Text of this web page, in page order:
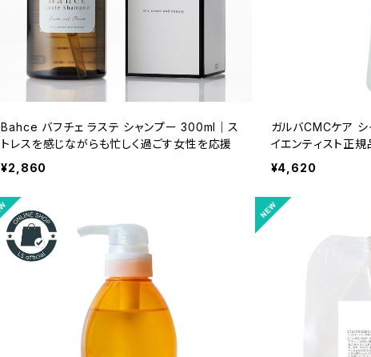
Bahce バフチェ ラステ シャンプー 300ml｜ス
トレスを感じながらも忙しく過ごす女性を応援
¥2,860
ガルバCMCケア
イエンティスト正
髪を、やさしく洗い
¥4,620